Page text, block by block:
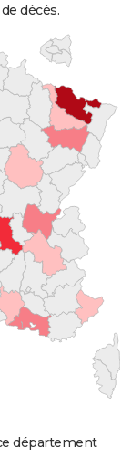
décès.
département